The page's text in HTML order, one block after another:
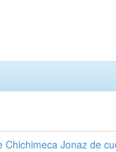
Chichimeca Jonaz de